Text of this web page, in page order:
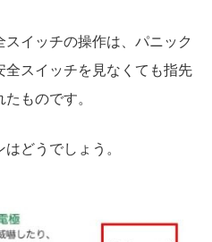
イッチの操作は、パニック
スイッチを見なくても指先
ものです。
どうでしょう。